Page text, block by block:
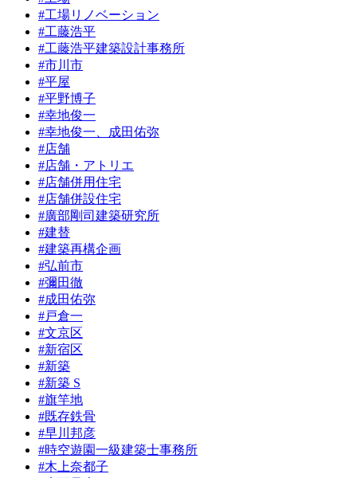
#工場リノベーション
#工藤浩平
#工藤浩平建築設計事務所
#市川市
#平屋
#平野博子
#幸地俊一
#幸地俊一、成田佑弥
#店舗
#店舗・アトリエ
#店舗併用住宅
#店舗併設住宅
#廣部剛司建築研究所
#建替
#建築再構企画
#弘前市
#彌田徹
#成田佑弥
#戸倉一
#文京区
#新宿区
#新築
#新築 S
#旗竿地
#既存鉄骨
#早川邦彦
#時空遊園一級建築士事務所
#木上奈都子